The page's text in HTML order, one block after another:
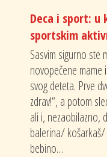
Deca i sport: u
sportskim
Sasvim sigurno ste
novopečene
svog deteta. Prve
zdrav!“, a potom
ali i, nezaobilazno,
balerina/
bebino…